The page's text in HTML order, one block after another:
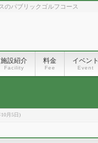
のパブリックゴルフコース
施設紹介
Facility
料金
Fee
イベント
Event
月5日)